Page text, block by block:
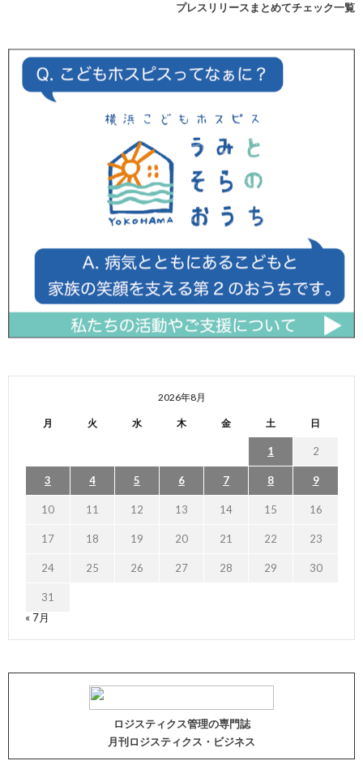
プレスリリースまとめてチェック一覧
2026年8月
月 火 水 木 金 土 日
1 2
3 4 5 6 7 8 9
10 11 12 13 14 15 16
17 18 19 20 21 22 23
24 25 26 27 28 29 30
31
« 7月
ロジスティクス管理の専門誌
月刊ロジスティクス・ビジネス